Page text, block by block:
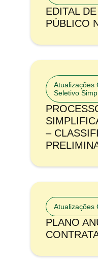
EDITAL
PÚBLICO
Atualizações
Seletivo
–
Atualizações
PLANO